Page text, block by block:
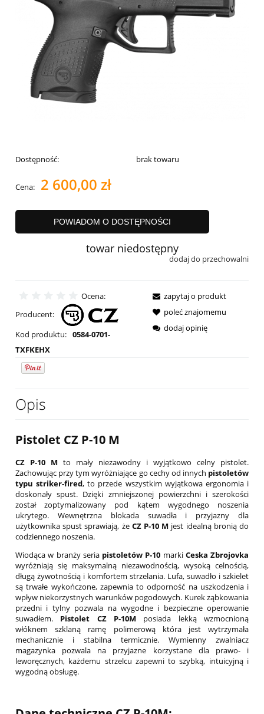
Dostępność: brak towaru
Cena: 2 600,00 zł
POWIADOM O DOSTĘPNOŚCI
towar niedostępny
dodaj do przechowalni
Ocena:
Producent:
Kod produktu: 0584-0701-
TXFKEHX
zapytaj o produkt
poleć znajomemu
dodaj opinię
Opis
Pistolet CZ P-10 M
CZ P-10 M to mały niezawodny i wyjątkowo celny pistolet.
Zachowując przy tym wyróżniające go cechy od innych pistoletów
typu striker-fired, to przede wszystkim wyjątkowa ergonomia i
doskonały spust. Dzięki zmniejszonej powierzchni i szerokości
został zoptymalizowany pod kątem wygodnego noszenia
ukrytego. Wewnętrzna blokada suwadła i przyjazny dla
użytkownika spust sprawiają, żeCZ P-10 M jest idealną bronią do
codziennego noszenia.
Wiodąca w branży seria pistoletów P-10 marki Ceska Zbrojovka
wyróżniają się maksymalną niezawodnością, wysoką celnością,
długą żywotnością i komfortem strzelania. Lufa, suwadło i szkielet
są trwałe wykończone, zapewnia to odporność na uszkodzenia i
wpływ niekorzystnych warunków pogodowych. Kurek ząbkowania
przedni i tylny pozwala na wygodne i bezpieczne operowanie
suwadłem. Pistolet CZ P-10M posiada lekką wzmocnioną
włóknem szklaną ramę polimerową która jest wytrzymała
mechanicznie i stabilna termicznie. Wymienny zwalniacz
magazynka pozwala na przyjazne korzystane dla prawo- i
leworęcznych, każdemu strzelcu zapewni to szybką, intuicyjną i
wygodną obsługę.